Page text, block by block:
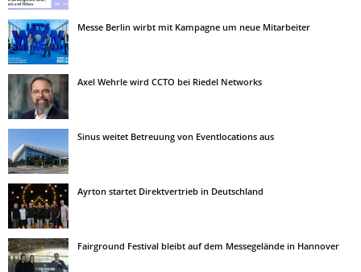
Messe Berlin wirbt mit Kampagne um neue Mitarbeiter
Axel Wehrle wird CCTO bei Riedel Networks
Sinus weitet Betreuung von Eventlocations aus
Ayrton startet Direktvertrieb in Deutschland
Fairground Festival bleibt auf dem Messegelände in Hannover